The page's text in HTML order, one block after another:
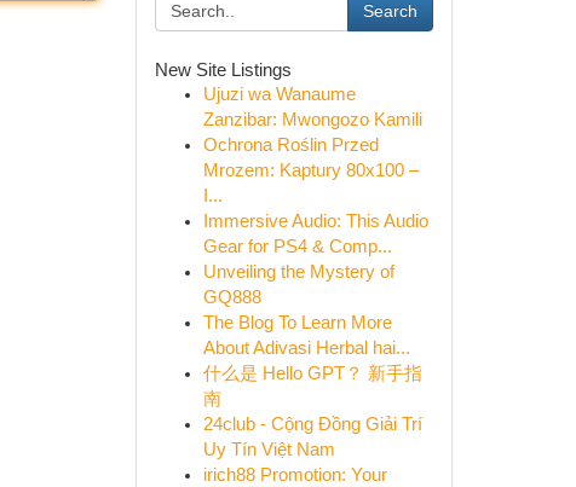
Search
New Site Listings
Ujuzi wa Wanaume
Zanzibar: Mwongozo Kamili
Ochrona Roślin Przed
Mrozem: Kaptury 80x100 –
I...
Immersive Audio: This Audio
Gear for PS4 & Comp...
Unveiling the Mystery of
GQ888
The Blog To Learn More
About Adivasi Herbal hai...
什么是 Hello GPT？ 新手指
南
24club - Cộng Đồng Giải Trí
Uy Tín Việt Nam
irich88 Promotion: Your